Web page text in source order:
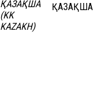
ҚАЗАҚША